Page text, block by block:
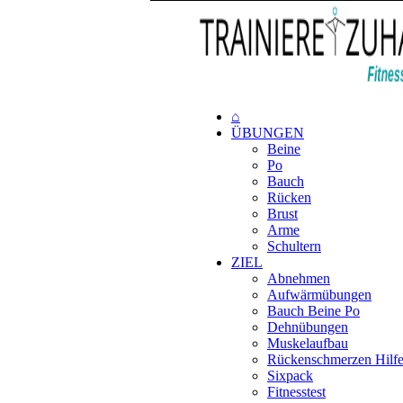
⌂
ÜBUNGEN
Beine
Po
Bauch
Rücken
Brust
Arme
Schultern
ZIEL
Abnehmen
Aufwärmübungen
Bauch Beine Po
Dehnübungen
Muskelaufbau
Rückenschmerzen Hilfe
Sixpack
Fitnesstest